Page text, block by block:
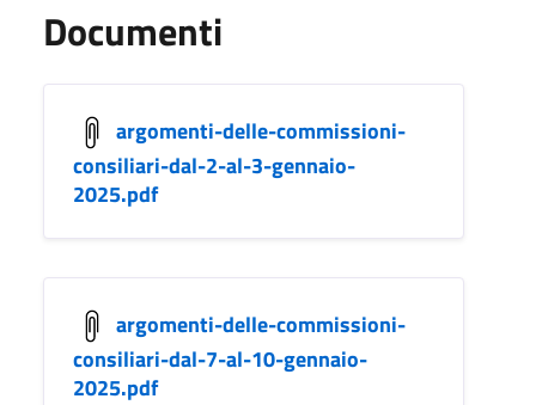
Documenti
argomenti-delle-commissioni-
consiliari-dal-2-al-3-gennaio-
2025.pdf
argomenti-delle-commissioni-
consiliari-dal-7-al-10-gennaio-
2025.pdf